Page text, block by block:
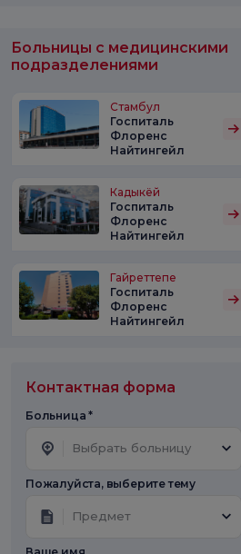
Больницы с медицинскими
подразделениями
Стамбул
Госпиталь
Флоренс
Найтингейл
Кадыкёй
Госпиталь
Флоренс
Найтингейл
Гайреттепе
Госпиталь
Флоренс
Найтингейл
Контактная форма
Больница *
Выбрать больницу
Пожалуйста, выберите тему
Предмет